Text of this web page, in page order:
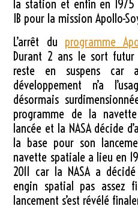
la station et enfin en
IB pour la mission Apollo-
L’arrêt du programme
Durant 2 ans le sort
reste en suspens car
développement n’a
désormais
programme de la
lancée et la NASA décide
la base pour son
navette spatiale a lieu en
2011 car la NASA a
engin spatial pas
lancement s’est révélé